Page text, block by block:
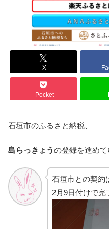
X
Pocket
石垣市のふるさと納税、
島らっきょうの登録を進めて
石垣市との契約
2月9日付けで完